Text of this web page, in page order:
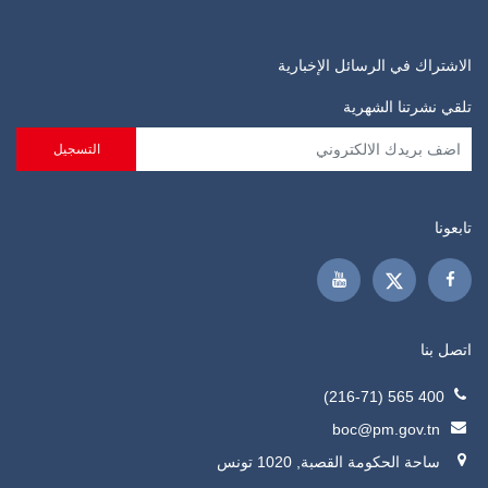
الاشتراك في الرسائل الإخبارية
تلقي نشرتنا الشهرية
تابعونا
اتصل بنا
400 565 (216-71)
boc@pm.gov.tn
ساحة الحكومة القصبة, 1020 تونس